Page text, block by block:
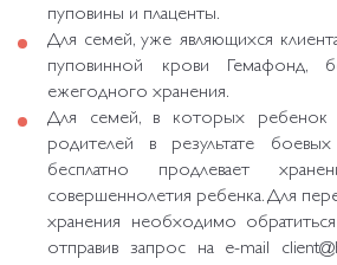
пуповины и плаценты.
Для семей, уже являющихся
пуповинной крови Гемафонд,
ежегодного хранения.
Для семей, в которых ребенок
родителей в результате
бесплатно продлевает
совершеннолетия ребенка. Для
хранения необходимо
отправив запрос на e-mail